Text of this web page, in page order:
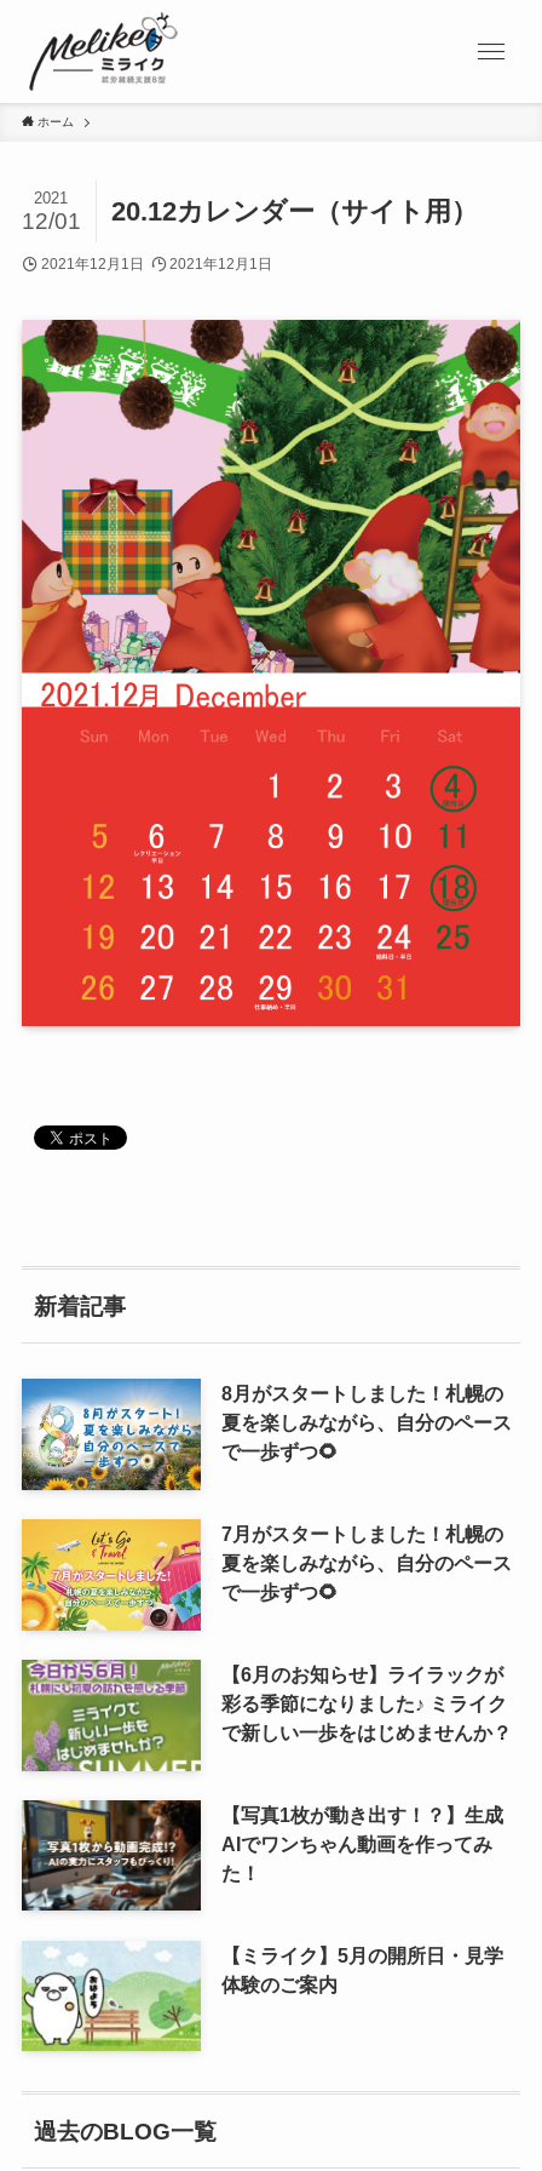
ホーム
20.12カレンダー（サイト用）
2021
12/01
2021年12月1日 2021年12月1日
新着記事
8月がスタートしました！札幌の
夏を楽しみながら、自分のペース
で一歩ずつ🌻
7月がスタートしました！札幌の
夏を楽しみながら、自分のペース
で一歩ずつ🌻
【6月のお知らせ】ライラックが
彩る季節になりました♪ ミライク
で新しい一歩をはじめませんか？
【写真1枚が動き出す！？】生成
AIでワンちゃん動画を作ってみ
た！
【ミライク】5月の開所日・見学
体験のご案内
過去のBLOG一覧